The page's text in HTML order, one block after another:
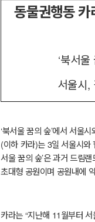
동물권행동 카
‘북서울
서울시,
‘북서울 꿈의 숲’에서 서울시
(이하 카라)는3일 서울시와
서울 꿈의 숲’은 과거 드림
초대형 공원이며 공원내에
카라는“지난해 11월부터